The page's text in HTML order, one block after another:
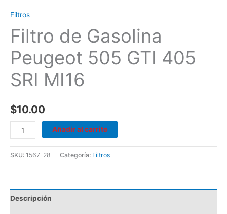
Filtros
Filtro de Gasolina
Peugeot 505 GTI 405
SRI MI16
$10.00
Añadir al carrito
SKU: 1567-28 Categoría: Filtros
Descripción